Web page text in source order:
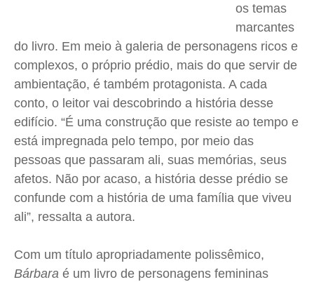
os temas
marcantes
do livro. Em meio à galeria de personagens ricos e
complexos, o próprio prédio, mais do que servir de
ambientação, é também protagonista. A cada
conto, o leitor vai descobrindo a história desse
edifício. “É uma construção que resiste ao tempo e
está impregnada pelo tempo, por meio das
pessoas que passaram ali, suas memórias, seus
afetos. Não por acaso, a história desse prédio se
confunde com a história de uma família que viveu
ali”, ressalta a autora.
Com um título apropriadamente polissêmico,
Bárbara é um livro de personagens femininas